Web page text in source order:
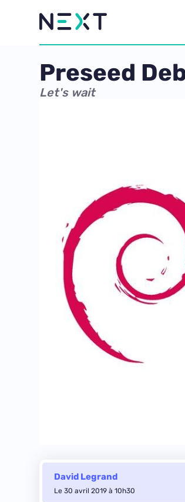
Preseed
Let's wait
David Legrand
Le 30 avril 2019 à 10h30